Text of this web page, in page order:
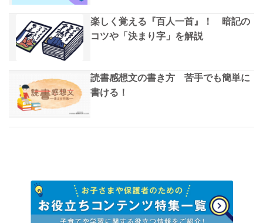
楽しく覚える『百人一首』！ 暗記の
コツや「決まり字」を解説
読書感想文の書き方 苦手でも簡単に
書ける！